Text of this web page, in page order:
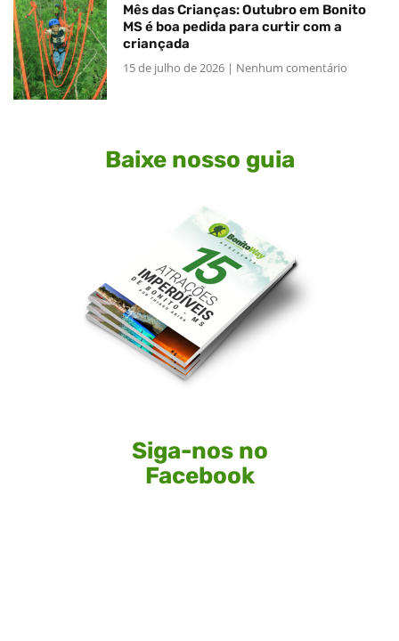
Mês das Crianças: Outubro em Bonito
MS é boa pedida para curtir com a
criançada
15 de julho de 2026
Nenhum comentário
Baixe nosso guia
Siga-nos no
Facebook